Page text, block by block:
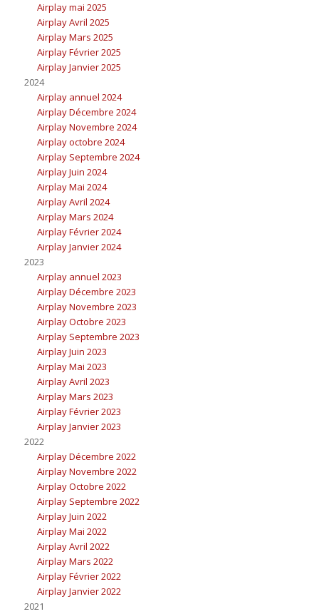
Airplay mai 2025
Airplay Avril 2025
Airplay Mars 2025
Airplay Février 2025
Airplay Janvier 2025
2024
Airplay annuel 2024
Airplay Décembre 2024
Airplay Novembre 2024
Airplay octobre 2024
Airplay Septembre 2024
Airplay Juin 2024
Airplay Mai 2024
Airplay Avril 2024
Airplay Mars 2024
Airplay Février 2024
Airplay Janvier 2024
2023
Airplay annuel 2023
Airplay Décembre 2023
Airplay Novembre 2023
Airplay Octobre 2023
Airplay Septembre 2023
Airplay Juin 2023
Airplay Mai 2023
Airplay Avril 2023
Airplay Mars 2023
Airplay Février 2023
Airplay Janvier 2023
2022
Airplay Décembre 2022
Airplay Novembre 2022
Airplay Octobre 2022
Airplay Septembre 2022
Airplay Juin 2022
Airplay Mai 2022
Airplay Avril 2022
Airplay Mars 2022
Airplay Février 2022
Airplay Janvier 2022
2021